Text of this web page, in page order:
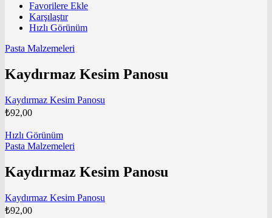
Favorilere Ekle
Karşılaştır
Hızlı Görünüm
Pasta Malzemeleri
Kaydırmaz Kesim Panosu
Kaydırmaz Kesim Panosu
₺92,00
Hızlı Görünüm
Pasta Malzemeleri
Kaydırmaz Kesim Panosu
Kaydırmaz Kesim Panosu
₺92,00